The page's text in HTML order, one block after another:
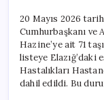
20 Mayıs 2026
Cumhurbaşkanı ve
Hazine’ye ait 71
listeye Elazığ’daki
Hastalıkları
dahil edildi. Bu